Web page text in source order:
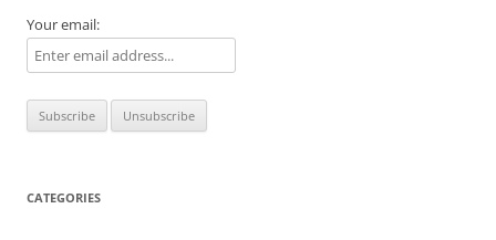
Your email:
CATEGORIES